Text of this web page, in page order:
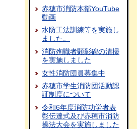
赤穂市消防本部YouTube
動画
水防工法訓練等を実施し
ました。
消防殉職者顕彰碑の清掃
を実施しました
女性消防団員募集中
赤穂市学生消防団活動認
証制度について
令和6年度消防功労者表
彰伝達式及び赤穂市消防
操法大会を実施しました